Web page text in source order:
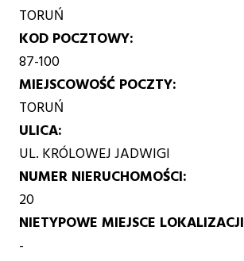
TORUŃ
KOD POCZTOWY
87-100
MIEJSCOWOŚĆ POCZTY
TORUŃ
ULICA
UL. KRÓLOWEJ JADWIGI
NUMER NIERUCHOMOŚCI
20
NIETYPOWE MIEJSCE LOKALIZACJI
-